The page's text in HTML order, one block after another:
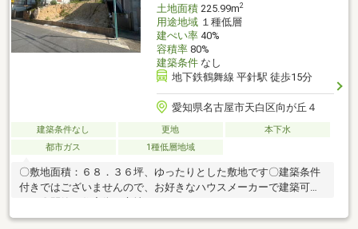
土地面積225.99m2
用途地域１種低層
建ぺい率40%
容積率80%
建築条件なし
地下鉄鶴舞線 平針駅 徒歩15分
愛知県名古屋市天白区向が丘４
建築条件なし 更地
本下水
都市ガス
1種低層地域
〇敷地面積：６８．３６坪、ゆったりとした敷地です〇建築条件
付きではございませんので、お好きなハウスメーカーで建築可能